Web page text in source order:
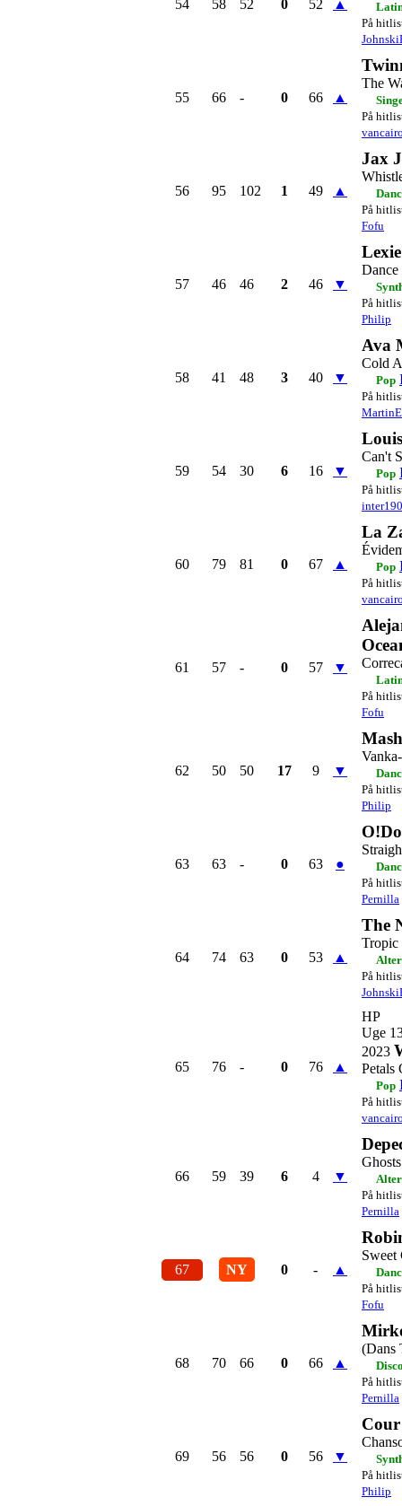
54 58 52 0 52 ▲
På
55 66 - 0 66 ▲
The
På
56 95 102 1 49 ▲
Jax
På
Fofu
57 46 46 2 46 ▼
Dance
På
Philip
58 41 48 3 40 ▼
Ava
Cold
Pop
På
59 54 30 6 16 ▼
Can't
Pop
På
60 79 81 0 67 ▲
La
Pop
På
61 57 - 0 57 ▼
På
Fofu
62 50 50 17 9 ▼
På
Philip
63 63 - 0 63 ●
På
Pernilla
64 74 63 0 53 ▲
The
Tropic
På
65 76 - 0 76 ▲
HP
Uge
2023
Petals
Pop
På
66 59 39 6 4 ▼
På
Pernilla
67 NY 0 - ▲
Sweet
På
Fofu
68 70 66 0 66 ▲
(Dans
På
Pernilla
69 56 56 0 56 ▼
Cour
På
Philip